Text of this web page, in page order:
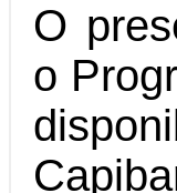
O
o